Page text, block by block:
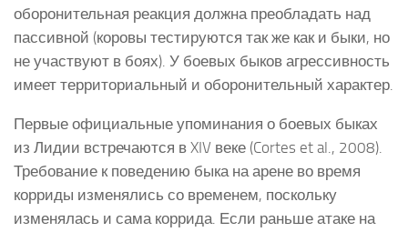
оборонительная реакция должна преобладать над
пассивной (коровы тестируются так же как и быки, но
не участвуют в боях). У боевых быков агрессивность
имеет территориальный и оборонительный характер.
Первые официальные упоминания о боевых быках
из Лидии встречаются в XIV веке (Cortes et al., 2008).
Требование к поведению быка на арене во время
корриды изменялись со временем, поскольку
изменялась и сама коррида. Если раньше атаке на